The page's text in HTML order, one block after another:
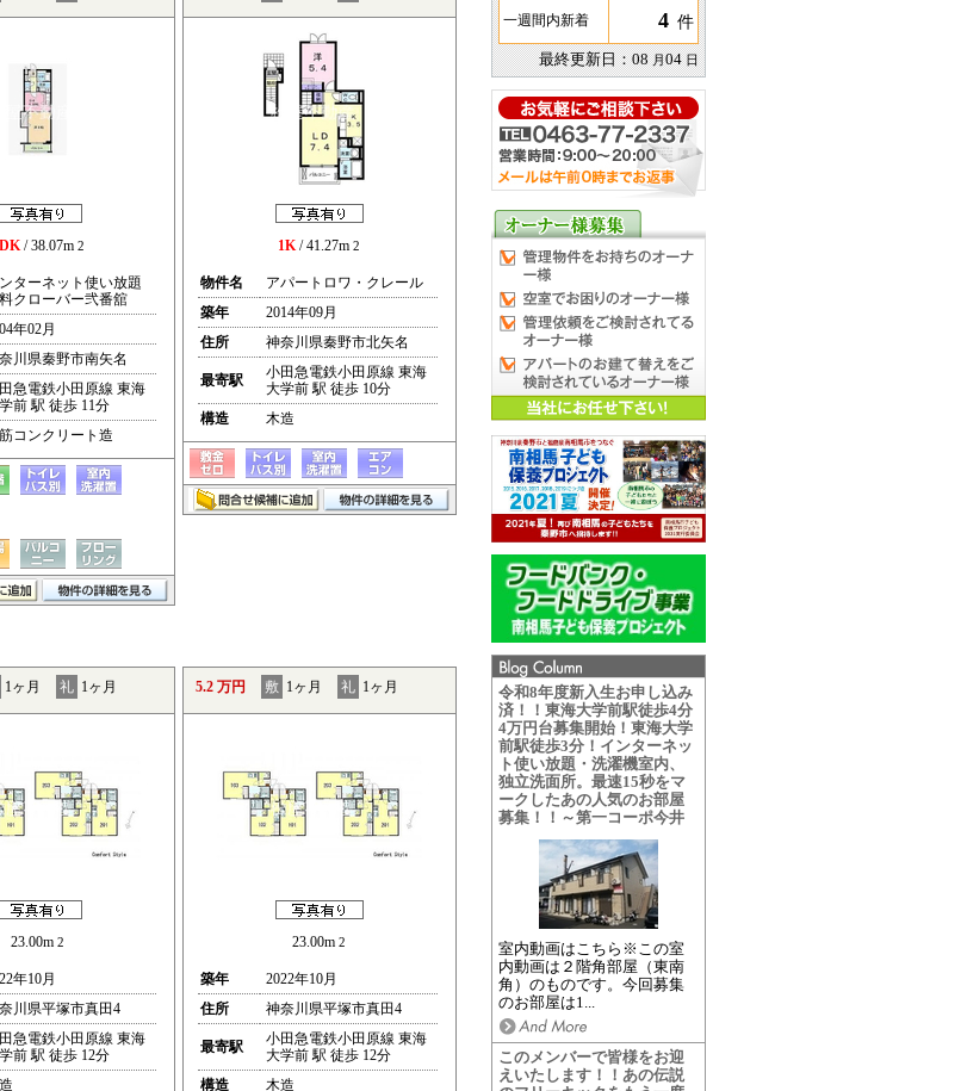
一週間内新着 4 件
最終更新日：08 月04 日
令和8年度新入生お申し込み
済！！東海大学前駅徒歩4分
4万円台募集開始！東海大学
前駅徒歩3分！インターネッ
ト使い放題・洗濯機室内、
独立洗面所。最速15秒をマ
ークしたあの人気のお部屋
募集！！～第一コーポ今井
室内動画はこちら※この室
内動画は２階角部屋（東南
角）のものです。今回募集
のお部屋は1...
このメンバーで皆様をお迎
えいたします！！あの伝説
/ 38.07m 2
ターネット使い放題
クローバー弐番舘
年02月
川県秦野市南矢名
急電鉄小田原線 東海
前 駅 徒歩 11分
コンクリート造
1K/ 41.27m 2
物件名
アパートロワ・クレール
築年
2014年09月
住所
神奈川県秦野市北矢名
最寄駅
小田急電鉄小田原線 東海
大学前 駅 徒歩 10分
構造
木造
1ヶ月 礼 1ヶ月
23.00m 2
年10月
川県平塚市真田4
急電鉄小田原線 東海
前 駅 徒歩 12分
5.2 万円 敷 1ヶ月 礼 1ヶ月
23.00m 2
築年
2022年10月
住所
神奈川県平塚市真田4
最寄駅
小田急電鉄小田原線 東海
大学前 駅 徒歩 12分
構造
木造